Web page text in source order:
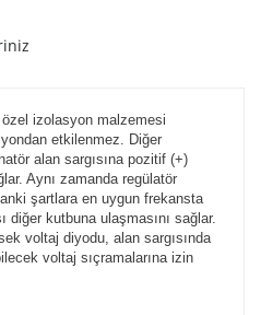
izolasyon malzemesi
etkilenmez. Diğer
alan sargısına pozitif (+)
Aynı zamanda regülatör
şartlara en uygun frekansta
diğer kutbuna ulaşmasını sağlar.
voltaj diyodu, alan sargısında
voltaj sıçramalarına izin